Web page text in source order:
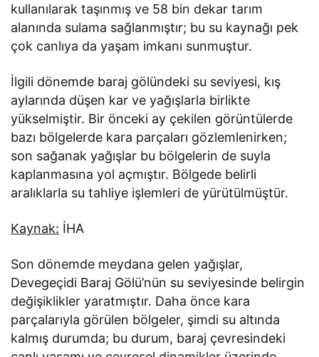
kullanılarak taşınmış ve 58 bin dekar tarım
alanında sulama sağlanmıştır; bu su kaynağı pek
çok canlıya da yaşam imkanı sunmuştur.
İlgili dönemde baraj gölündeki su seviyesi, kış
aylarında düşen kar ve yağışlarla birlikte
yükselmiştir. Bir önceki ay çekilen görüntülerde
bazı bölgelerde kara parçaları gözlemlenirken;
son sağanak yağışlar bu bölgelerin de suyla
kaplanmasına yol açmıştır. Bölgede belirli
aralıklarla su tahliye işlemleri de yürütülmüştür.
Kaynak: İHA
Son dönemde meydana gelen yağışlar,
Devegeçidi Baraj Gölü’nün su seviyesinde belirgin
değişiklikler yaratmıştır. Daha önce kara
parçalarıyla görülen bölgeler, şimdi su altında
kalmış durumda; bu durum, baraj çevresindeki